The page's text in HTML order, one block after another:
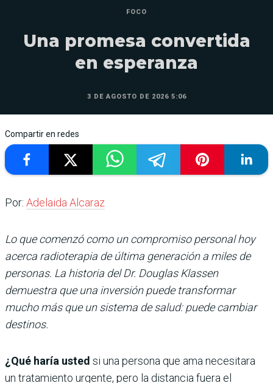
FOCO
Una promesa convertida
en esperanza
3 DE AGOSTO DE 2026 5:06
Compartir en redes
Por: Adelaida Alcaraz
Lo que comenzó como un compromiso personal hoy
acerca radioterapia de última generación a miles de
personas. La historia del Dr. Douglas Klassen
demuestra que una inversión puede transformar
mucho más que un sistema de salud: puede cambiar
destinos.
¿Qué haría usted si una persona que ama necesitara
un tratamiento urgente, pero la distancia fuera el